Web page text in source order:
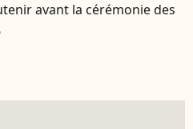
avant la cérémonie des